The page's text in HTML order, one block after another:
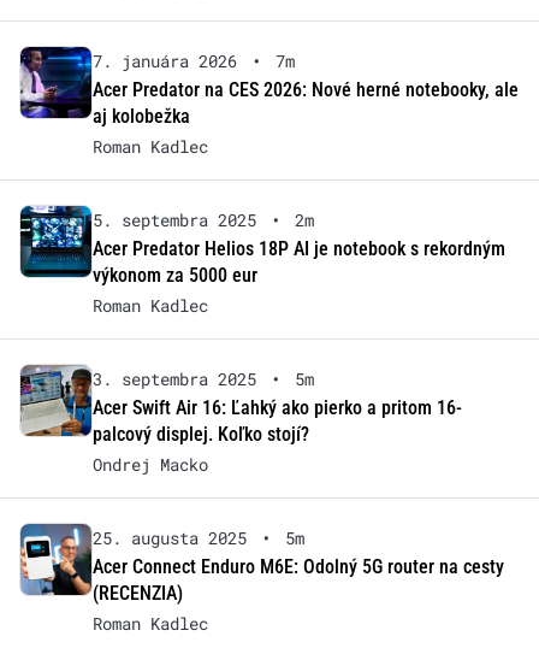
7. januára 2026 •
7m
Acer Predator na CES 2026: Nové herné notebooky, ale
aj kolobežka
Roman Kadlec
5. septembra 2025 •
2m
Acer Predator Helios 18P AI je notebook s rekordným
výkonom za 5000 eur
Roman Kadlec
3. septembra 2025 •
5m
Acer Swift Air 16: Ľahký ako pierko a pritom 16-
palcový displej. Koľko stojí?
Ondrej Macko
25. augusta 2025 •
5m
Acer Connect Enduro M6E: Odolný 5G router na cesty
(RECENZIA)
Roman Kadlec